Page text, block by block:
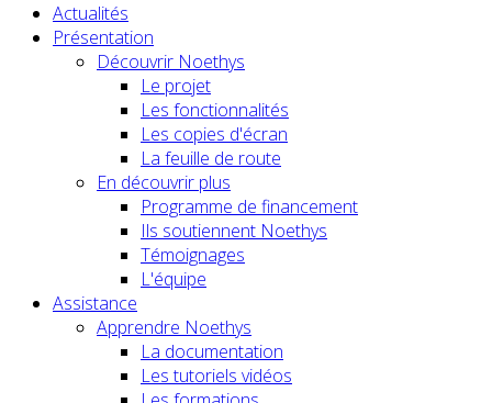
Actualités
Présentation
Découvrir Noethys
Le projet
Les fonctionnalités
Les copies d'écran
La feuille de route
En découvrir plus
Programme de financement
Ils soutiennent Noethys
Témoignages
L'équipe
Assistance
Apprendre Noethys
La documentation
Les tutoriels vidéos